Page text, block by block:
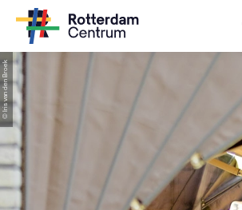
© Iris van den Broek